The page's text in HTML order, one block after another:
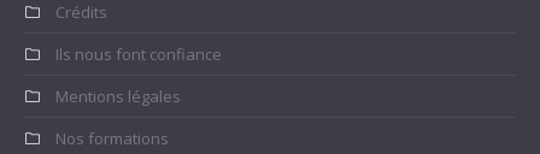
Crédits
Ils nous font confiance
Mentions légales
Nos formations